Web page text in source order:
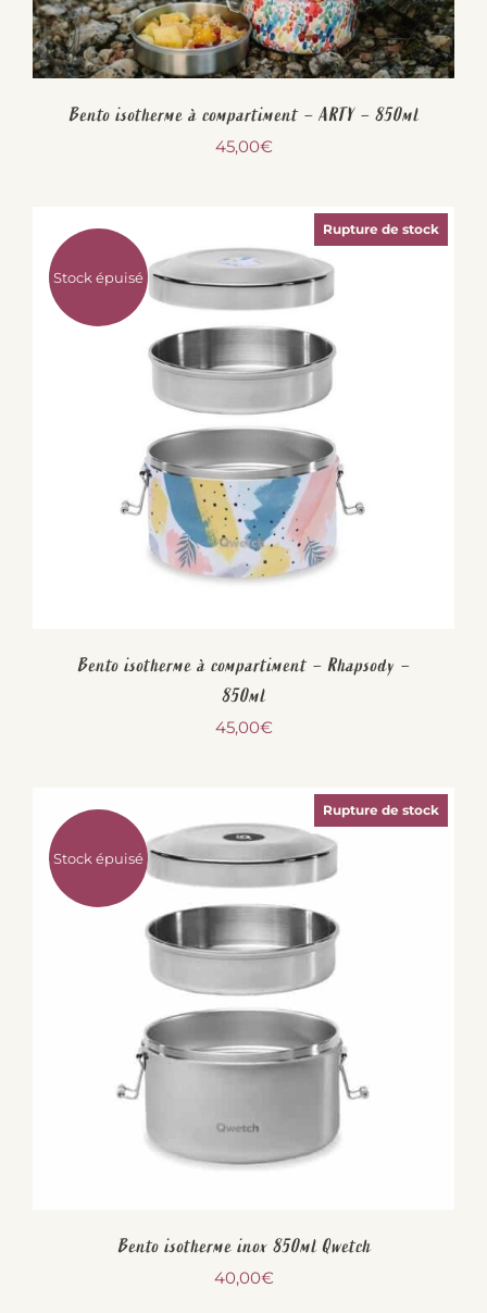
Bento isotherme à compartiment – ARTY – 850ml
45,00€
Stock épuisé
Rupture de stock
Bento isotherme à compartiment – Rhapsody –
850ml
45,00€
Stock épuisé
Rupture de stock
Bento isotherme inox 850ml Qwetch
40,00€